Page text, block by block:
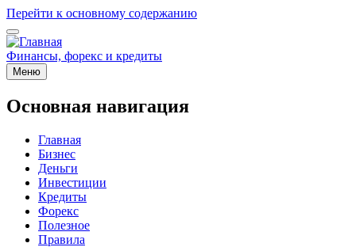
Перейти к основному содержанию
Финансы, форекс и кредиты
Меню
Основная навигация
Главная
Бизнес
Деньги
Инвестиции
Кредиты
Форекс
Полезное
Правила